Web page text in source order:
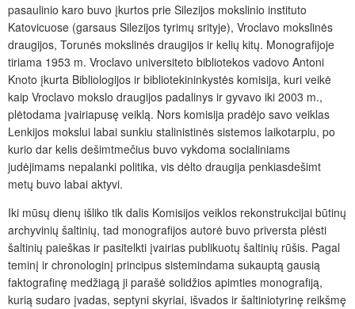
pasaulinio karo buvo įkurtos prie Silezijos mokslinio instituto
Katovicuose (garsaus Silezijos tyrimų srityje), Vroclavo mokslinės
draugijos, Torunės mokslinės draugijos ir kelių kitų. Monografijoje
tiriama 1953 m. Vroclavo universiteto bibliotekos vadovo Antoni
Knoto įkurta Bibliologijos ir bibliotekininkystės komisija, kuri veikė
kaip Vroclavo mokslo draugijos padalinys ir gyvavo iki 2003 m.,
plėtodama įvairiapusę veiklą. Nors komisija pradėjo savo veiklas
Lenkijos mokslui labai sunkiu stalinistinės sistemos laikotarpiu, po
kurio dar kelis dešimtmečius buvo vykdoma socialiniams
judėjimams nepalanki politika, vis dėlto draugija penkiasdešimt
metų buvo labai aktyvi.
Iki mūsų dienų išliko tik dalis Komisijos veiklos rekonstrukcijai būtinų
archyvinių šaltinių, tad monografijos autorė buvo priversta plėsti
šaltinių paieškas ir pasitelkti įvairias publikuotų šaltinių rūšis. Pagal
teminį ir chronologinį principus sistemindama sukauptą gausią
faktografinę medžiagą ji parašė solidžios apimties monografiją,
kurią sudaro įvadas, septyni skyriai, išvados ir šaltiniotyrinę reikšmę